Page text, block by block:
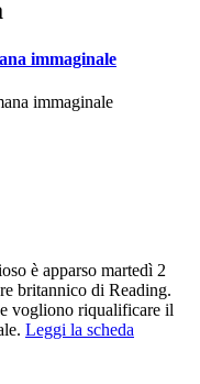
immaginale
è apparso martedì 2
britannico di Reading.
vogliono riqualificare il
Leggi la scheda